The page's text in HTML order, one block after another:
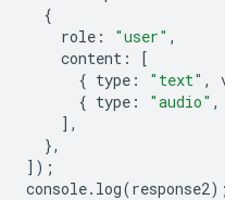
{
role : "user" ,
content :
[
{ type : "text" ,
{ type : "audio" ,
],
},
]);
console. log(response2);